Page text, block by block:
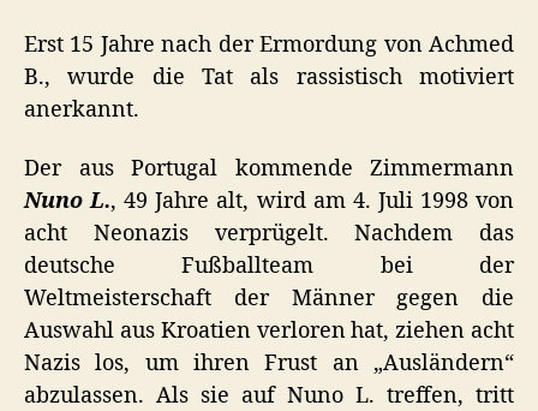
Erst 15 Jahre nach der Ermordung von Achmed
B., wurde die Tat als rassistisch motiviert
anerkannt.
Der aus Portugal kommende Zimmermann
Nuno L., 49 Jahre alt, wird am 4. Juli 1998 von
acht Neonazis verprügelt. Nachdem das
deutsche Fußballteam bei der
Weltmeisterschaft der Männer gegen die
Auswahl aus Kroatien verloren hat, ziehen acht
Nazis los, um ihren Frust an „Ausländern“
abzulassen. Als sie auf Nuno L. treffen, tritt